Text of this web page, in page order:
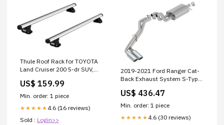
Thule Roof Rack for TOYOTA
Land Cruiser 200 5-dr SUV,
(Pro Bars) Thule Motion 3
US$ 159.99
Min. order: 1 piece
★★★★★ 4.6 (16 reviews)
Sold : Login>>
2019-2021 Ford Ranger Cat-
Back Exhaust System S-Type
US$ 436.47
Min. order: 1 piece
★★★★★ 4.6 (30 reviews)